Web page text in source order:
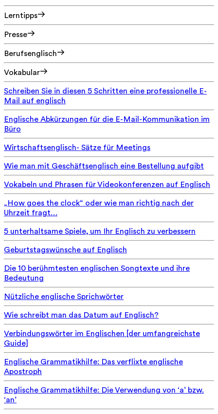
Lerntipps
Presse
Berufsenglisch
Vokabular
Schreiben Sie in diesen 5 Schritten eine professionelle E-
Mail auf englisch
Englische Abkürzungen für die E-Mail-Kommunikation im
Büro
Wirtschaftsenglisch- Sätze für Meetings
Wie man mit Geschäftsenglisch eine Bestellung aufgibt
Vokabeln und Phrasen für Videokonferenzen auf Englisch
„How goes the clock“ oder wie man richtig nach der
Uhrzeit fragt…
5 unterhaltsame Spiele, um Ihr Englisch zu verbessern
Geburtstagswünsche auf Englisch
Die 10 berühmtesten englischen Songtexte und ihre
Bedeutung
Nützliche englische Sprichwörter
Wie schreibt man das Datum auf Englisch?
Verbindungswörter im Englischen [der umfangreichste
Guide]
Englische Grammatikhilfe: Das verflixte englische
Apostroph
Englische Grammatikhilfe: Die Verwendung von ‘a’ bzw.
‘an’